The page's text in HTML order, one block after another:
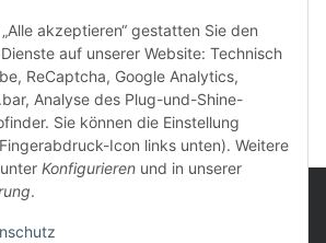
akzeptieren“ gestatten Sie den
auf unserer Website: Technisch
ReCaptcha, Google Analytics,
Analyse des Plug-und-Shine-
Sie können die Einstellung
Icon links unten). Weitere
Konfigurieren und in unserer
.